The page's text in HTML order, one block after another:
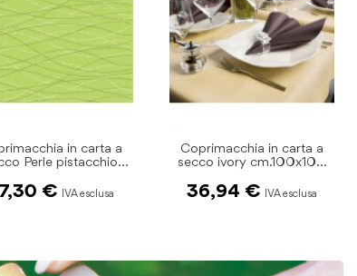
in carta a
Perle pistacchio
€
Coprimacchia in carta a
secco ivory cm.100x100
36,94 €